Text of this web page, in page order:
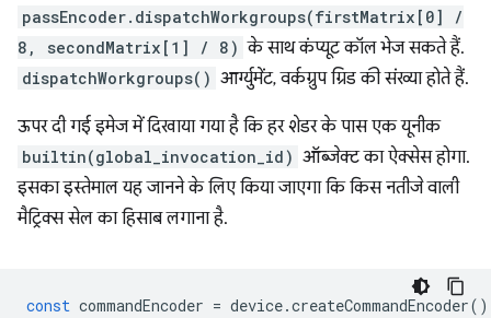
passEncoder.dispatchWorkgroups(firstMatrix[0] /
8, secondMatrix[1] / 8) के साथ कंप्यूट कॉल भेज सकते हैं.
dispatchWorkgroups() आर्ग्युमेंट, वर्कग्रुप ग्रिड की संख्या होते हैं.
ऊपर दी गई इमेज में दिखाया गया है कि हर शेडर के पास एक यूनीक
builtin(global_invocation_id) ऑब्जेक्ट का ऐक्सेस होगा.
इसका इस्तेमाल यह जानने के लिए किया जाएगा कि किस नतीजे वाली
मैट्रिक्स सेल का हिसाब लगाना है.
const commandEncoder = device.createCommandEncoder